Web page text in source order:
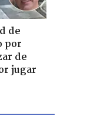
de
por
de
jugar